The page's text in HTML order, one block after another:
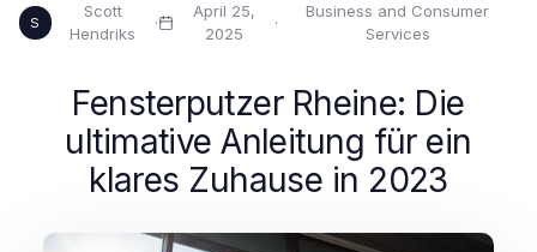
S
Scott
Hendriks
·
April 25,
2025
·
Business and Consumer
Services
Fensterputzer Rheine: Die
ultimative Anleitung für ein
klares Zuhause in 2023